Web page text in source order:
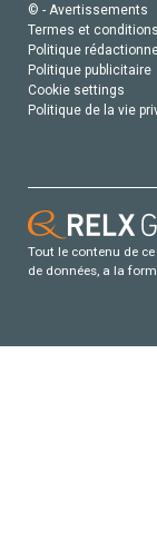
© - Avertissements
Termes et
Politique
Politique publicitaire
Cookie settings
Politique de la vie
Tout le contenu de
de données, a la